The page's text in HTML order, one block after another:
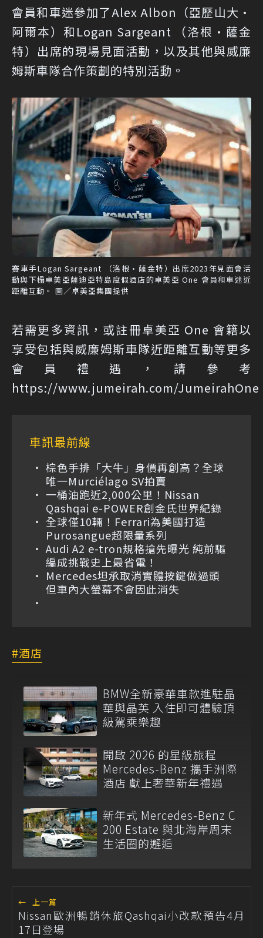
會員和車迷參加了Alex Albon（亞歷山大·
阿爾本）和Logan Sargeant （洛根·薩金
特）出席的現場見面活動，以及其他與威廉
姆斯車隊合作策劃的特別活動。
賽車手Logan Sargeant （洛根·薩金特）出席2023年見面會活
動與下榻卓美亞薩迪亞特島度假酒店的卓美亞 One 會員和車迷近
距離互動。 圖／卓美亞集團提供
若需更多資訊，或註冊卓美亞 One 會籍以
享受包括與威廉姆斯車隊近距離互動等更多
會員禮遇，請參考
https://www.jumeirah.com/JumeirahOne
車訊最前線
棕色手排「大牛」身價再創高？全球
唯一Murciélago SV拍賣
一桶油跑近2,000公里！Nissan
Qashqai e-POWER創金氏世界紀錄
全球僅10輛！Ferrari為美國打造
Purosangue超限量系列
Audi A2 e-tron規格搶先曝光 純前驅
編成挑戰史上最省電！
Mercedes坦承取消實體按鍵做過頭
但車內大螢幕不會因此消失
酒店
BMW全新豪華車款進駐晶
華與晶英 入住即可體驗頂
級駕乘樂趣
開啟 2026 的星級旅程
Mercedes-Benz 攜手洲際
酒店 獻上奢華新年禮遇
新年式 Mercedes-Benz C
200 Estate 與北海岸周末
生活圈的邂逅
← 上一篇
Nissan歐洲暢銷休旅Qashqai小改款預告4月
17日登場